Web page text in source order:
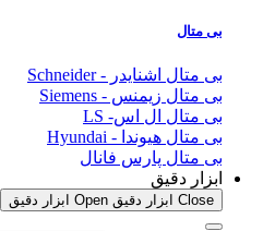
بی متال
بی متال اشنایدر - Schneider
بی متال زیمنس - Siemens
بی متال ال اس- LS
بی متال هیوندا - Hyundai
بی متال پارس فانال
ابزار دقیق
Close ابزار دقیق Open ابزار دقیق